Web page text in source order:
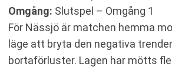
Omgång: Slutspel – Omgång 1
För Nässjö är matchen hemma
läge att bryta den negativa
bortaförluster. Lagen har mötts